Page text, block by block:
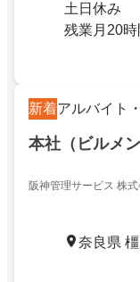
土日休み
残業月20時
新着アルバイト
本社（ビルメ
阪神管理サービス 株式
奈良県